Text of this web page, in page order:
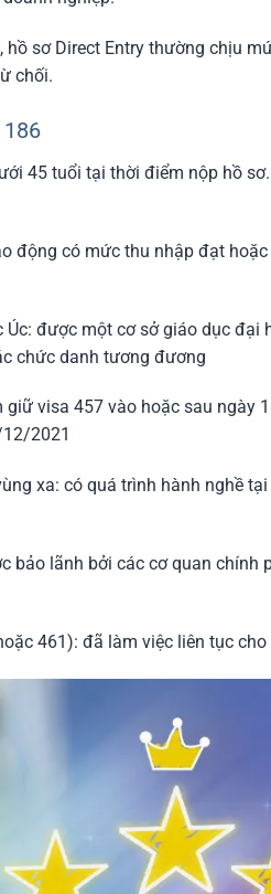
sơ Direct Entry thường chịu
chối.
45 tuổi tại thời điểm nộp hồ
động có mức thu nhập đạt
được một cơ sở giáo dục
chức danh tương đương
visa 457 vào hoặc sau ngày
2021
xa: có quá trình hành nghề
bảo lãnh bởi các cơ quan
461): đã làm việc liên tục